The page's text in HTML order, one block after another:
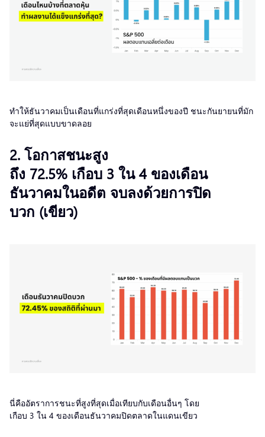
ทำให้ธันวาคมเป็นเดือนที่แกร่งที่สุดเดือนหนึ่งของปี ชนะกันยายนที่มัก
จะแย่ที่สุดแบบขาดลอย
2. โอกาสชนะสูง
ถึง 72.5% เกือบ 3 ใน 4 ของเดือน
ธันวาคมในอดีต จบลงด้วยการปิด
บวก (เขียว)
นี่คืออัตราการชนะที่สูงที่สุดเมื่อเทียบกับเดือนอื่นๆ โดย
เกือบ 3 ใน 4 ของเดือนธันวาคมปิดตลาดในแดนเขียว